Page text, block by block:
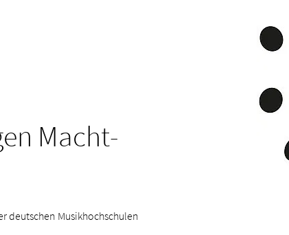
Macht­
deutschen Musikhochschulen